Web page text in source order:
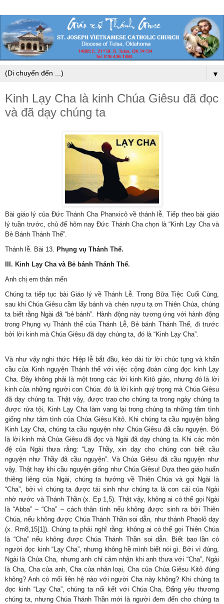
▼
Kinh Lạy Cha là kinh Chúa Giêsu đã đọc
và đã dạy chúng ta
Bài giáo lý của Đức Thánh Cha Phanxicô về thánh lễ. Tiếp theo bài giáo
lý tuần trước, chủ để hôm nay Đức Thánh Cha chọn là “Kinh Lạy Cha và
Bẻ Bánh Thánh Thể”.
Thánh lễ. Bài 13. Phụng vụ Thánh Thể.
III. Kinh Lạy Cha và Bẻ bánh Thánh Thể.
Anh chị em thân mến
Chúng ta tiếp tục bài Giáo lý về Thánh Lễ. Trong Bữa Tiệc Cuối Cùng,
sau khi Chúa Giêsu cầm lấy bánh và chén rượu tạ ơn Thiên Chúa, chúng
ta biết rằng Ngài đã “bẻ bánh”. Hành động này tương ứng với hành động
trong Phụng vụ Thánh thể của Thánh Lễ, Bẻ bánh Thánh Thể, đi trước
bởi lời kinh mà Chúa Giêsu đã dạy chúng ta, đó là “Kinh Lạy Cha”.
Và như vậy nghi thức Hiệp lễ bắt đầu, kéo dài từ lời chúc tụng và khẩn
cầu của Kinh nguyện Thánh thể với việc cộng đoàn cùng đọc kinh Lạy
Cha. Đây không phải là một trong các lời kinh Kitô giáo, nhưng đó là lời
kinh của những người con Chúa: đó là lời kinh quý trọng mà Chúa Giêsu
đã dạy chúng ta. Thật vậy, được trao cho chúng ta trong ngày chúng ta
được rửa tội, Kinh Lạy Cha làm vang lại trong chúng ta những tâm tình
giống như tâm tình của Chúa Giêsu Kitô. Khi chúng ta cầu nguyện bằng
Kinh Lạy Cha, chúng ta cầu nguyện như Chúa Giêsu đã cầu nguyện. Đó
là lời kinh mà Chúa Giêsu đã đọc và Ngài đã dạy chúng ta. Khi các môn
đệ của Ngài thưa rằng: “Lạy Thầy, xin dạy cho chúng con biết cầu
nguyện như Thầy đã cầu nguyện”. Và Chúa Giêsu đã cầu nguyện như
vậy. Thật hay khi cầu nguyện giống như Chúa Giêsu! Dựa theo giáo huấn
thiêng liêng của Ngài, chúng ta hướng về Thiên Chúa và gọi Ngài là
“Cha”, bởi vì chúng ta được tái sinh như chúng ta là con cái của Ngài
nhờ nước và Thánh Thần (x. Ep 1,5). Thật vậy, không ai có thể gọi Ngài
là “Abba” – “Cha” – cách thân tình nếu không được sinh ra bởi Thiên
Chúa, nếu không được Chúa Thánh Thần soi dẫn, như thánh Phaolô dạy
(x. Rm8,15[1]). Chúng ta phải nghĩ rằng: không ai có thể gọi Thiên Chúa
là “Cha” nếu không được Chúa Thánh Thần soi dẫn. Biết bao lần có
người đọc kinh “Lạy Cha”, nhưng không hề mình biết nói gì. Bởi vì đúng,
Ngài là Chúa Cha, nhưng anh chỉ cảm nhận khi anh thưa với “Cha”, Ngài
là Cha, Cha của anh, Cha của nhân loại, Cha của Chúa Giêsu Kitô đúng
không? Anh có mối liên hệ nào với người Cha này không? Khi chúng ta
đọc kinh “Lạy Cha”, chúng ta nối kết với Chúa Cha, Đấng yêu thương
chúng ta, nhưng Chúa Thánh Thần mới là người đem đến cho chúng ta